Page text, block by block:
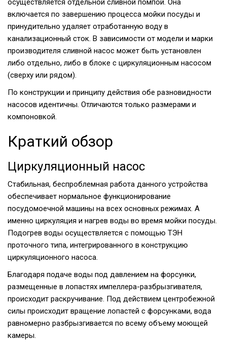
осуществляется отдельной сливной помпой. Она
включается по завершению процесса мойки посуды и
принудительно удаляет отработанную воду в
канализационный сток. В зависимости от модели и марки
производителя сливной насос может быть установлен
либо отдельно, либо в блоке с циркуляционным насосом
(сверху или рядом).
По конструкции и принципу действия обе разновидности
насосов идентичны. Отличаются только размерами и
компоновкой.
Краткий обзор
Циркуляционный насос
Стабильная, беспроблемная работа данного устройства
обеспечивает нормальное функционирование
посудомоечной машины на всех основных режимах. А
именно циркуляция и нагрев воды во время мойки посуды.
Подогрев воды осуществляется с помощью ТЭН
проточного типа, интегрированного в конструкцию
циркуляционного насоса.
Благодаря подаче воды под давлением на форсунки,
размещенные в лопастях импеллера-разбрызгивателя,
происходит раскручивание. Под действием центробежной
силы происходит вращение лопастей с форсунками, вода
равномерно разбрызгивается по всему объему моющей
камеры.